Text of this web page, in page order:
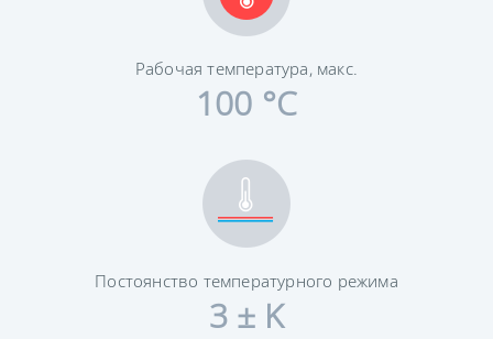
Рабочая температура, макс.
100 °C
Постоянство температурного режима
3 ± K